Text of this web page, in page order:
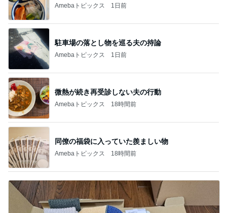
Amebaトピックス 1日前
駐車場の落とし物を巡る夫の持論
Amebaトピックス 1日前
微熱が続き再受診しない夫の行動
Amebaトピックス 18時間前
同僚の福袋に入っていた羨ましい物
Amebaトピックス 18時間前